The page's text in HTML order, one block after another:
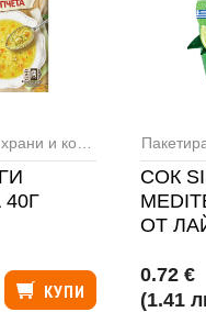
Фиксове
КУПИ
СОК
ОТ
0.72 €
(1.41